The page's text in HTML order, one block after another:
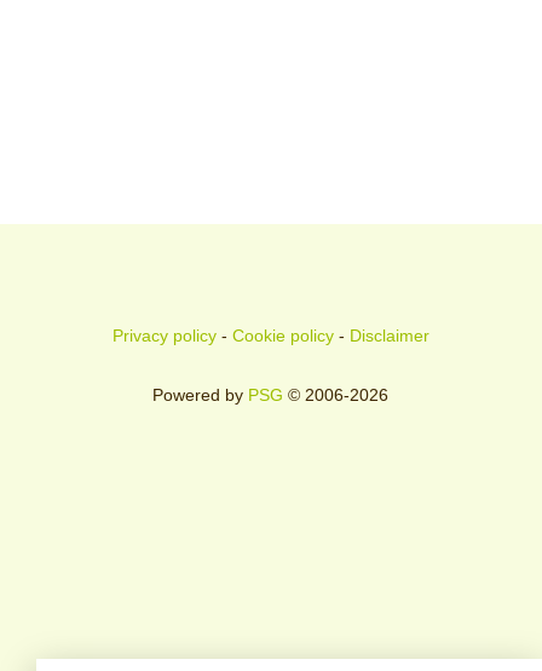
Privacy policy- Cookie policy- Disclaimer
Powered by PSG © 2006-2026